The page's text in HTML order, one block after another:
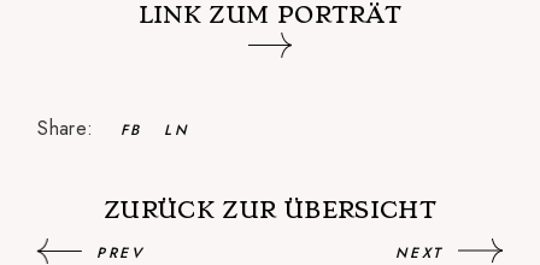
LINK ZUM PORTRÄT
ZURÜCK ZUR ÜBERSICHT
Share: FB LN
PREV NEXT